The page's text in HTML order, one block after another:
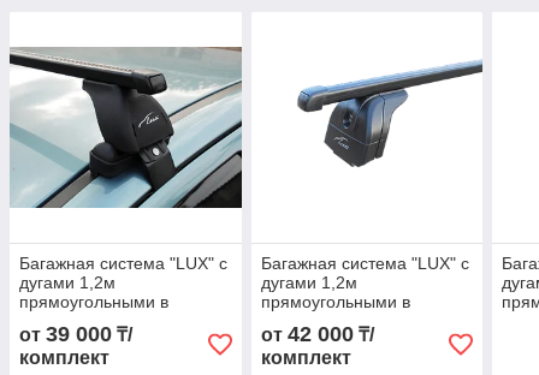
Багажная система "LUX" с
дугами 1,2м
прямоугольными в
пластике для а/м Toyota
Prius III 2009-2015 г.в.
от 39 000 ₸/
комплект
Багажная система "LUX" с
дугами 1,2м
прямоугольными в
пластике для а/м Lexus LX
2015-... г.в. с интегр. рейл.
от 42 000₸/
комплект